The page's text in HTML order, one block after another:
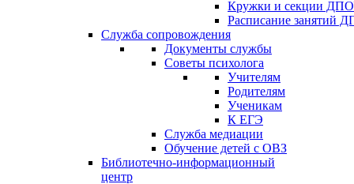
Кружки и секции
Расписание занятий
Служба сопровождения
Документы службы
Советы психолога
Учителям
Родителям
Ученикам
К ЕГЭ
Служба медиации
Обучение детей с ОВЗ
Библиотечно-информационный
центр